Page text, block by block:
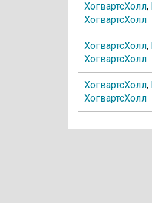
ХогвартсХолл,
ХогвартсХолл
ХогвартсХолл,
ХогвартсХолл
ХогвартсХолл,
ХогвартсХолл